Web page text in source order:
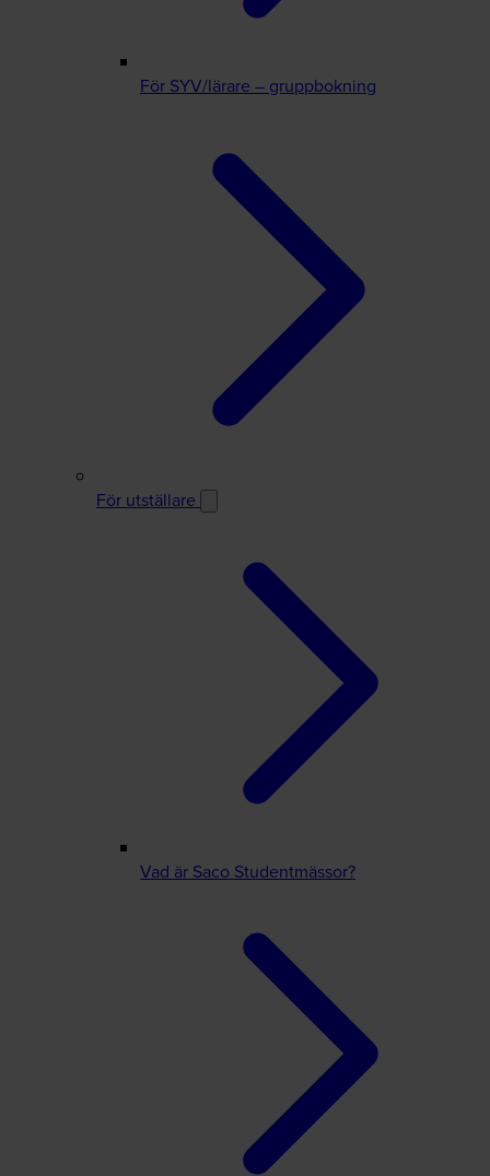
För SYV/lärare – gruppbokning
För utställare
Vad är Saco Studentmässor?